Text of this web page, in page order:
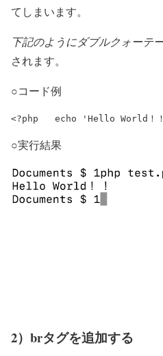
てしまいます。
下記のようにダブルクォーテ
されます。
○コード例
<?php 	echo 'Hello
○実行結果
2）brタグを追加する